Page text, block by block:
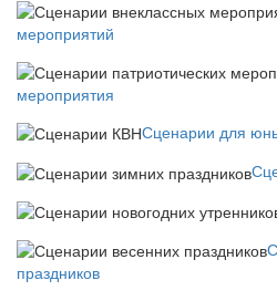
мероприятий
мероприятия
Сценарии для
праздников